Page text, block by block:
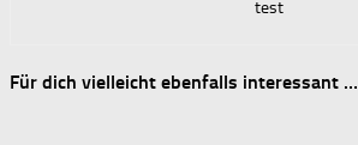
test
Für dich vielleicht ebenfalls interessant …